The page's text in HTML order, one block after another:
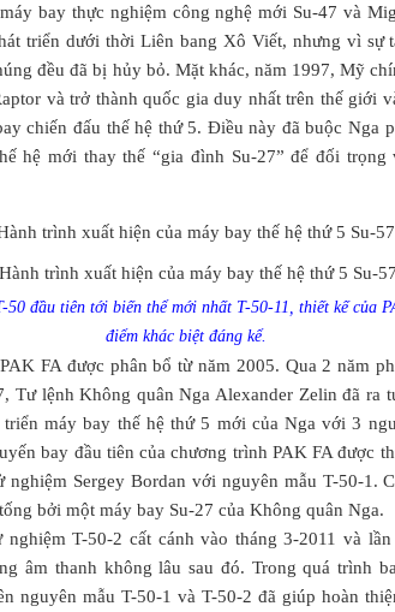
bay thực nghiệm công nghệ mới Su-47 và
triển dưới thời Liên bang Xô Viết, nhưng vì sự
đều đã bị hủy bỏ. Mặt khác, năm 1997, Mỹ
và trở thành quốc gia duy nhất trên thế giới
chiến đấu thế hệ thứ 5. Điều này đã buộc Nga
hệ mới thay thế “gia đình Su-27” để đối
50 đầu tiên tới biến thể mới nhất T-50-11, thiết kế của
điểm khác biệt đáng kể.
FA được phân bổ từ năm 2005. Qua 2 năm
Tư lệnh Không quân Nga Alexander Zelin đã ra
máy bay thế hệ thứ 5 mới của Nga với 3
bay đầu tiên của chương trình PAK FA được
nghiệm Sergey Bordan với nguyên mẫu T-50-1.
bởi một máy bay Su-27 của Không quân Nga.
nghiệm T-50-2 cất cánh vào tháng 3-2011 và
âm thanh không lâu sau đó. Trong quá trình
nguyên mẫu T-50-1 và T-50-2 đã giúp hoàn